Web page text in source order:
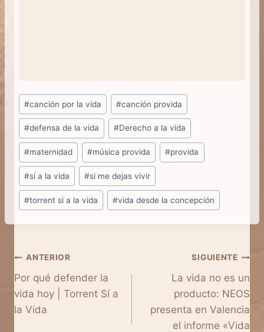
Etiquetas
de
la
entrada:
#canción por la vida #canción provida
#defensa de la vida #Derecho a la vida
#maternidad #música provida #provida
#sí a la vida #si me dejas vivir
#torrent si a la vida #vida desde la concepción
Navegación
de
entradas
ANTERIOR
Por qué defender la
vida hoy | Torrent Sí a
la Vida
SIGUIENTE
La vida no es un
producto: NEOS
presenta en Valencia
el informe «Vida